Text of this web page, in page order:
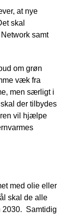
at nye
skal
samt
om grøn
væk fra
men særligt i
der tilbydes
vil hjælpe
med olie eller
skal de alle
2030. Samtidig